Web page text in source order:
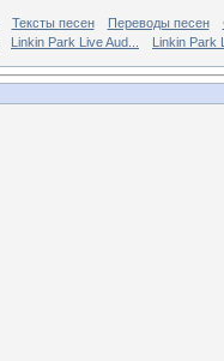
Тексты песен Переводы песен
Linkin Park Live Aud... Linkin Park